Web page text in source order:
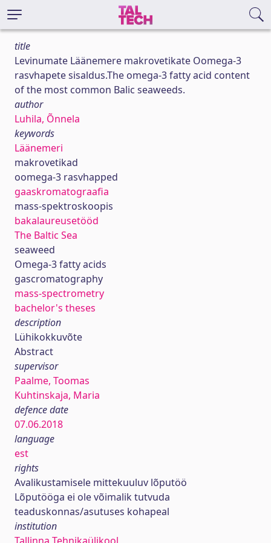
title
Levinumate Läänemere makrovetikate Oomega-3
rasvhapete sisaldus.The omega-3 fatty acid content
of the most common Balic seaweeds.
author
Luhila, Õnnela
keywords
Läänemeri
makrovetikad
oomega-3 rasvhapped
gaaskromatograafia
mass-spektroskoopis
bakalaureusetööd
The Baltic Sea
seaweed
Omega-3 fatty acids
gascromatography
mass-spectrometry
bachelor's theses
description
Lühikokkuvõte
Abstract
supervisor
Paalme, Toomas
Kuhtinskaja, Maria
defence date
07.06.2018
language
est
rights
Avalikustamisele mittekuuluv lõputöö
Lõputööga ei ole võimalik tutvuda
teaduskonnas/asutuses kohapeal
institution